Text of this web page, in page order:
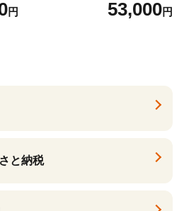
パ円
常備品 日用雑貨 消耗品 生活
53,000円
と納税